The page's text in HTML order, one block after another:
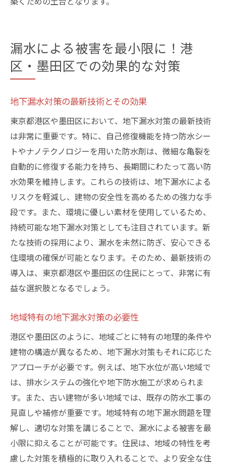
漏水による被害を最小限に！港
区・墨田区での効果的な対策
地下漏水対策の最新技術とその効果
東京都港区や墨田区において、地下漏水対策の最新技術
は非常に重要です。特に、自己修復機能を持つ防水シー
トやナノテクノロジーを用いた防水剤は、微細な亀裂を
自動的に修復する能力を持ち、長期間にわたって高い防
水効果を維持します。これらの技術は、地下漏水による
リスクを軽減し、建物の安全性を高めるための強力な手
段です。また、環境に優しい素材を使用しているため、
持続可能な地下漏水対策としても注目されています。新
たな技術の採用により、漏水を未然に防ぎ、安心できる
住環境の確保が可能となります。そのため、最新技術の
導入は、東京都港区や墨田区の住民にとって、非常に有
益な選択肢となるでしょう。
地域特有の地下漏水対策の必要性
港区や墨田区のように、地域ごとに特有の地理的条件や
建物の構造が異なるため、地下漏水対策もそれに応じた
アプローチが必要です。例えば、地下水位が高い地域で
は、排水システムの強化や地下防水施工が求められま
す。また、古い建物が多い地域では、既存の防水工事の
見直しや補修が重要です。地域特有の地下漏水問題を理
解し、適切な対策を講じることで、漏水による被害を最
小限に抑えることが可能です。住民は、地域の特性を考
慮した対策を積極的に取り入れることで、より安全な住